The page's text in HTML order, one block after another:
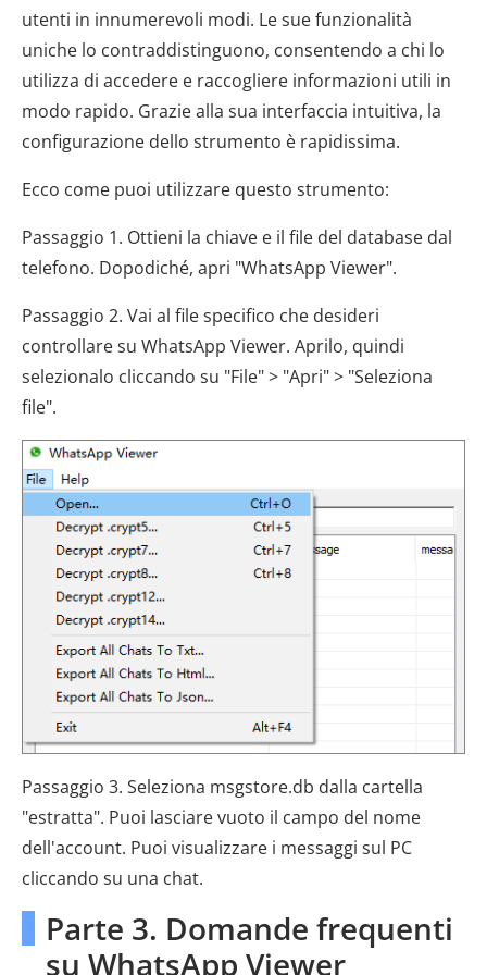
utenti in innumerevoli modi. Le sue funzionalità
uniche lo contraddistinguono, consentendo a chi lo
utilizza di accedere e raccogliere informazioni utili in
modo rapido. Grazie alla sua interfaccia intuitiva, la
configurazione dello strumento è rapidissima.
Ecco come puoi utilizzare questo strumento:
Passaggio 1. Ottieni la chiave e il file del database dal
telefono. Dopodiché, apri "WhatsApp Viewer".
Passaggio 2. Vai al file specifico che desideri
controllare su WhatsApp Viewer. Aprilo, quindi
selezionalo cliccando su "File" > "Apri" > "Seleziona
file".
Passaggio 3. Seleziona msgstore.db dalla cartella
"estratta". Puoi lasciare vuoto il campo del nome
dell'account. Puoi visualizzare i messaggi sul PC
cliccando su una chat.
Parte 3. Domande frequenti
su WhatsApp Viewer